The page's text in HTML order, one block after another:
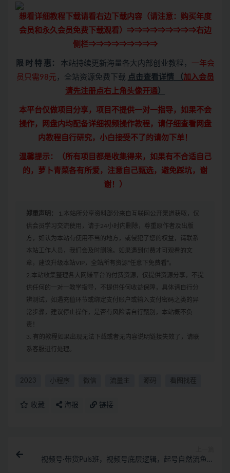
想看详细教程下载请看右边下载内容（请注意： 购买年度
会员和永久会员免费下载观看）⇒⇒⇒⇒⇒⇒⇒⇒⇒右边
侧栏⇒⇒⇒⇒⇒⇒⇒⇒⇒
限 时 特 惠： 本站持续更新海量各大内部创业教程， 一年会
员只需98元 ，全站资源免费下载 点击查看详情（加入会员
请先注册点右上角头像开通）
本平台仅做项目分享，项目不提供一对一指导，如果不会
操作，网盘内均配备详细视频操作教程，请仔细查看网盘
内教程自行研究，小白接受不了的请勿下单！
温馨提示：（所有项目都是收集得来，如果有不合适自己
的，萝卜青菜各有所爱，注意自己甄选，避免踩坑，谢
谢！）
郑重声明：
1.本站所分享资料部分来自互联网公开渠道获取，仅
供会员学习交流使用，请于24小时内删除，尊重原作者及出版
方，如认为本站有使用不当的地方，或侵犯了您的权益，请联系
本站工作人员，我们会及时删除。如果遇到付费才可观看的文
章，建议升级本站VIP，全站所有资源“任意下免费看”。
2.本站收集整理各大网赚平台的付费资源，仅提供资源分享，不提
供任何的一对一教学指导，不提供任何收益保障，具体请自行分
辨测试，如遇充值环节或绑定支付账户或输入支付密码之类的异
常步骤，建议停止操作，是否有风险请自行甄别，本站概不负
责！
3. 有的教程如果出现无法下载或者无内容说明链接失效了，请联
系客服进行处理。
2023 小程序 微信 流量主 源码 看图找茬
收藏 海报 链接
视频号·带货Puls班，视频号底层逻辑，起号自然流鱼塘